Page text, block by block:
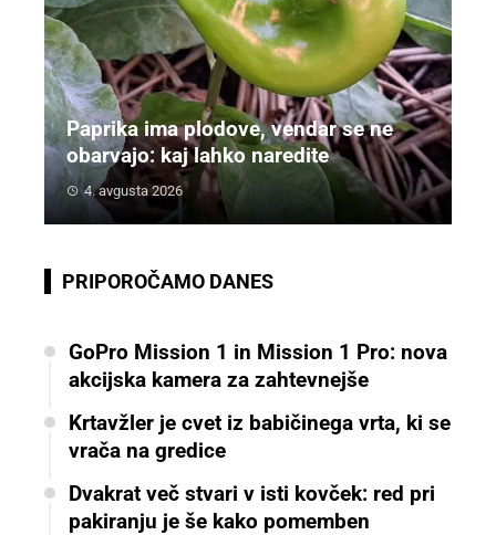
Paprika ima plodove, vendar se ne
obarvajo: kaj lahko naredite
4. avgusta 2026
PRIPOROČAMO DANES
GoPro Mission 1 in Mission 1 Pro: nova
akcijska kamera za zahtevnejše
Krtavžler je cvet iz babičinega vrta, ki se
vrača na gredice
Dvakrat več stvari v isti kovček: red pri
pakiranju je še kako pomemben